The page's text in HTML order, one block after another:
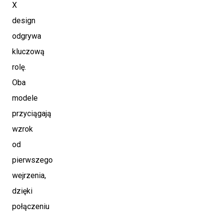
X
design
odgrywa
kluczową
rolę.
Oba
modele
przyciągają
wzrok
od
pierwszego
wejrzenia,
dzięki
połączeniu